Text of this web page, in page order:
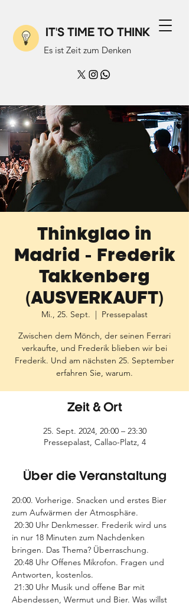
IT'S TIME TO THINK
Es ist Zeit zum Denken
Thinkglao in
Madrid - Frederik
Takkenberg
(AUSVERKAUFT)
Mi., 25. Sept.
  |
Pressepalast
Zwischen dem Mönch, der seinen Ferrari
verkaufte, und Frederik blieben wir bei
Frederik. Und am nächsten 25. September
erfahren Sie, warum.
Zeit & Ort
25. Sept. 2024, 20:00 – 23:30
Pressepalast, Callao-Platz, 4
Über die Veranstaltung
20:00. Vorherige. Snacken und erstes Bier
zum Aufwärmen der Atmosphäre.
in nur 18 Minuten zum Nachdenken
bringen. Das Thema? Überraschung.
Antworten, kostenlos.
Abendessen, Wermut und Bier. Was willst